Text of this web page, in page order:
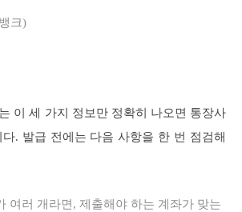
크)
이 세 가지 정보만 정확히 나오면 통장사
. 발급 전에는 다음 사항을 한 번 점검해
여러 개라면, 제출해야 하는 계좌가 맞는